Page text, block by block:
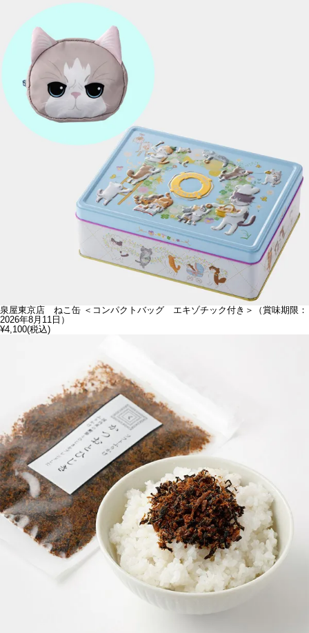
泉屋東京店 ねこ缶 ＜コンパクトバッグ エキゾチック付き＞（賞味期限：
2026年8月11日）
¥4,100(税込)